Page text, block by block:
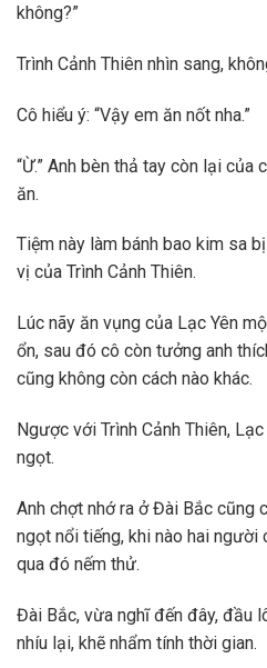
không?”
Trình Cảnh Thiên nhìn sang,
Cô hiểu ý: “Vậy em ăn nốt nha.”
“Ừ.” Anh bèn thả tay còn lại của
ăn.
Tiệm này làm bánh bao kim sa
vị của Trình Cảnh Thiên.
Lúc nãy ăn vụng của Lạc Yên
ổn, sau đó cô còn tưởng anh
cũng không còn cách nào khác.
Ngược với Trình Cảnh Thiên,
ngọt.
Anh chợt nhớ ra ở Đài Bắc cũng
ngọt nổi tiếng, khi nào hai người
qua đó nếm thử.
Đài Bắc, vừa nghĩ đến đây, đầu
nhíu lại, khẽ nhẩm tính thời gian.